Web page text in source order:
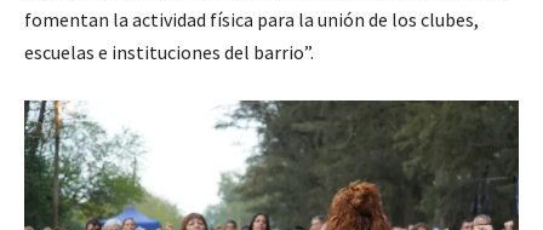
fomentan la actividad física para la unión de los clubes,
escuelas e instituciones del barrio”.